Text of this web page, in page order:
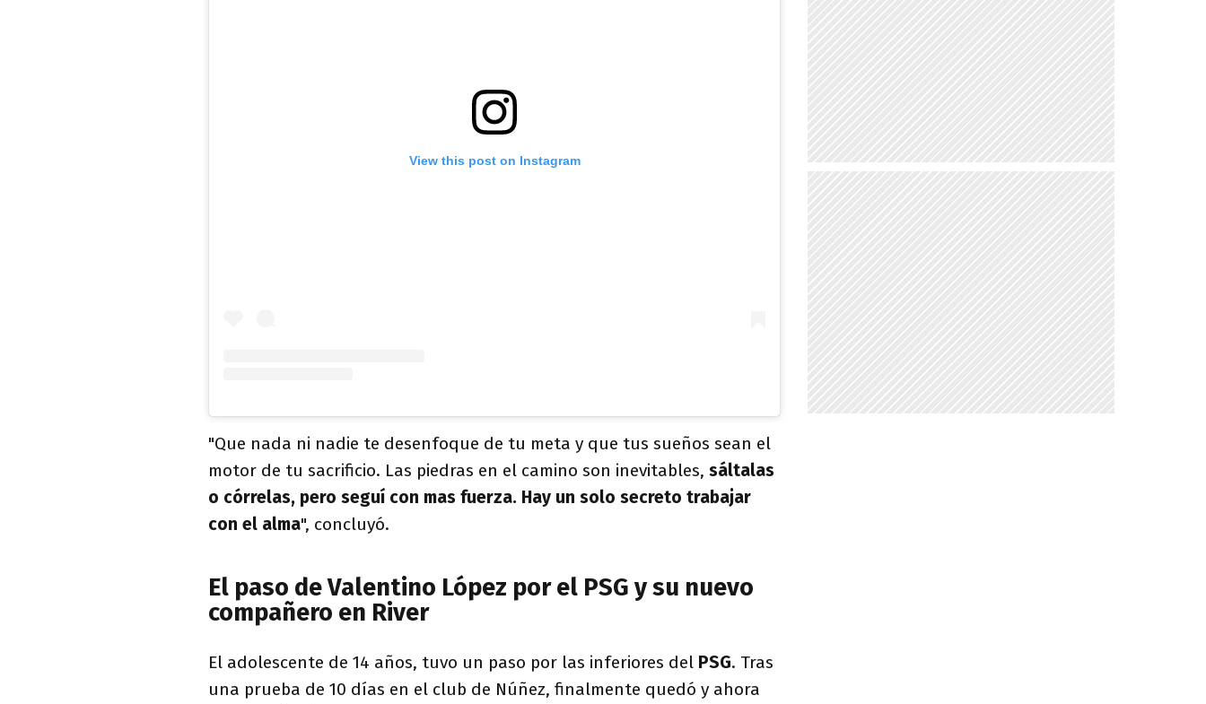
View this post on Instagram
"Que nada ni nadie te desenfoque de tu meta y que tus sueños sean el
motor de tu sacrificio. Las piedras en el camino son inevitables, sáltalas
o córrelas, pero seguí con mas fuerza. Hay un solo secreto trabajar
con el alma", concluyó.
El paso de Valentino López por el PSG y su nuevo
compañero en River
El adolescente de 14 años, tuvo un paso por las inferiores del PSG. Tras
una prueba de 10 días en el club de Núñez, finalmente quedó y ahora